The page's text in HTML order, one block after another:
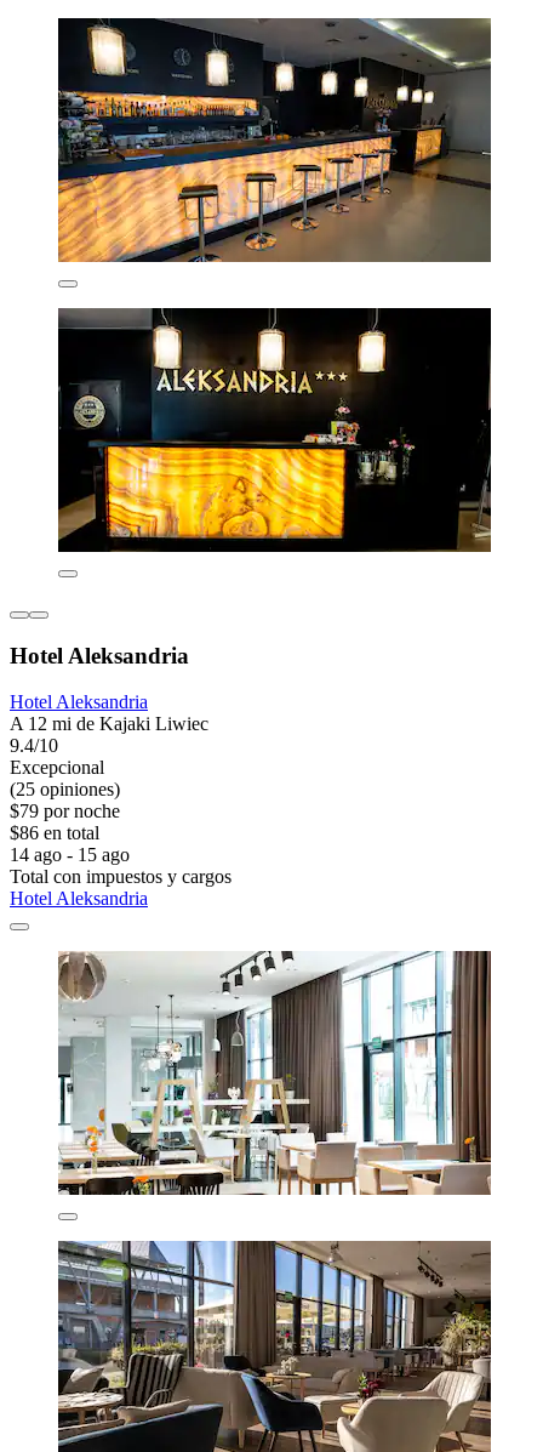
Hotel Aleksandria
Hotel Aleksandria
A 12 mi de Kajaki Liwiec
9.4/10
Excepcional
(25 opiniones)
$79 por noche
$86 en total
14 ago - 15 ago
Total con impuestos y cargos
Hotel Aleksandria